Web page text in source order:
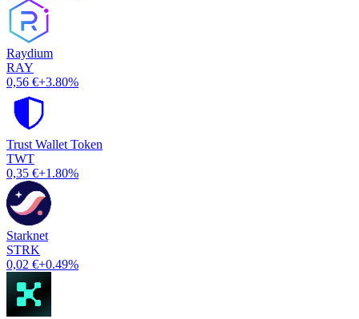
Raydium
RAY
0,56 €+3.80%
Trust Wallet Token
TWT
0,35 €+1.80%
Starknet
STRK
0,02 €+0.49%